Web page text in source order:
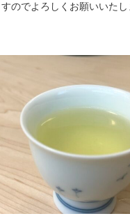
のでよろしくお願いいたし